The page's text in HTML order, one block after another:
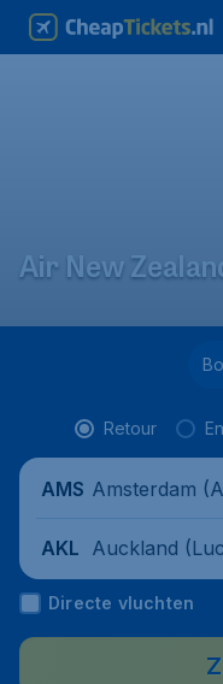
Air New
Retour
AMS Amsterdam
AKL Auckland
ieuw-Zeeland
Directe vluchten